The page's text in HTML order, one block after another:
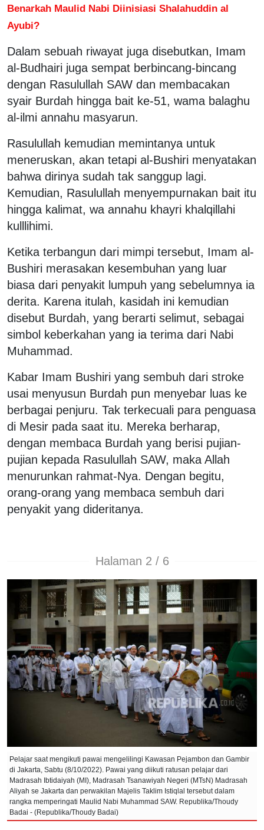
Benarkah Maulid Nabi Diinisiasi Shalahuddin al
Ayubi?
Dalam sebuah riwayat juga disebutkan, Imam
al-Budhairi juga sempat berbincang-bincang
dengan Rasulullah SAW dan membacakan
syair Burdah hingga bait ke-51, wama balaghu
al-ilmi annahu masyarun.
Rasulullah kemudian memintanya untuk
meneruskan, akan tetapi al-Bushiri menyatakan
bahwa dirinya sudah tak sanggup lagi.
Kemudian, Rasulullah menyempurnakan bait itu
hingga kalimat, wa annahu khayri khalqillahi
kulllihimi.
Ketika terbangun dari mimpi tersebut, Imam al-
Bushiri merasakan kesembuhan yang luar
biasa dari penyakit lumpuh yang sebelumnya ia
derita. Karena itulah, kasidah ini kemudian
disebut Burdah, yang berarti selimut, sebagai
simbol keberkahan yang ia terima dari Nabi
Muhammad.
Kabar Imam Bushiri yang sembuh dari stroke
usai menyusun Burdah pun menyebar luas ke
berbagai penjuru. Tak terkecuali para penguasa
di Mesir pada saat itu. Mereka berharap,
dengan membaca Burdah yang berisi pujian-
pujian kepada Rasulullah SAW, maka Allah
menurunkan rahmat-Nya. Dengan begitu,
orang-orang yang membaca sembuh dari
penyakit yang dideritanya.
Halaman 2 / 6
Pelajar saat mengikuti pawai mengelilingi Kawasan Pejambon dan Gambir
di Jakarta, Sabtu (8/10/2022). Pawai yang diikuti ratusan pelajar dari
Madrasah Ibtidaiyah (MI), Madrasah Tsanawiyah Negeri (MTsN) Madrasah
Aliyah se Jakarta dan perwakilan Majelis Taklim Istiqlal tersebut dalam
rangka memperingati Maulid Nabi Muhammad SAW. Republika/Thoudy
Badai - (Republika/Thoudy Badai)